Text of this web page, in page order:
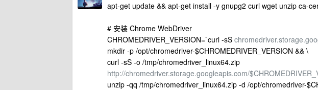
apt-get update && apt-get install -y gnupg2 curl wget unzip ca-
# 安装 Chrome WebDriver
CHROMEDRIVER_VERSION=`curl -sS
mkdir -p /opt/chromedriver-$CHROMEDRIVER_VERSION && \
curl -sS -o /tmp/chromedriver_linux64.zip
http://chromedriver.storage.googleapis.com/
unzip -qq /tmp/chromedriver_linux64.zip -d /opt/chromedriver-